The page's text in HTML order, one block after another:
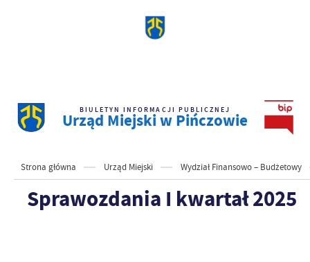
BIULETYN INFORMACJI PUBLICZNEJ
Urząd Miejski w Pińczowie
Strona główna Urząd Miejski Wydział Finansowo – Budżetowy
Sprawozdania I kwartał 2025